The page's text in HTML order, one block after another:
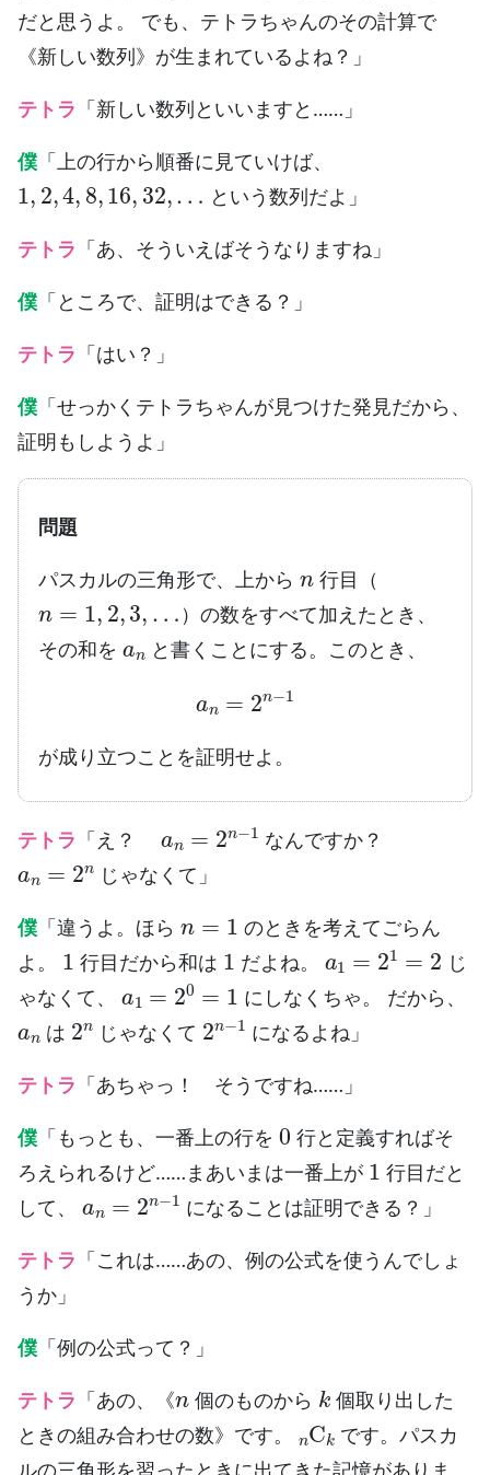
だと思うよ。 でも、テトラちゃんのその計算で
《新しい数列》が生まれているよね？」
テトラ 「新しい数列といいますと……」
僕 「上の行から順番に見ていけば、
1,2 4,8,16, 32,…
という数列だよ」
テトラ 「あ、そういえばそうなりますね」
僕 「ところで、証明はできる？」
テトラ 「はい？」
僕 「せっかくテトラちゃんが見つけた発見だから、
証明もしようよ」
問題
パスカルの三角形で、上から
行目（
n = 1,2,3,…
）の数をすべて加えたとき、
その和を
an
と書くことにする。このとき、
n−1
が成り立つことを証明せよ。
テトラ 「え？
n− 1
なんですか？
a n= 2n
じゃなくて」
僕 「違うよ。ほら
のときを考えてごらん
よ。
1
行目だから和は
1
だよね。
a1= 21= 2
じ
ゃなくて、
a1= 20=1
にしなくちゃ。 だから、
a n
は
2n
じゃなくて
2n−1
になるよね」
テトラ 「あちゃっ！ そうですね……」
僕 「もっとも、一番上の行を
0
行と定義すればそ
ろえられるけど……まあいまは一番上が
1
行目だと
して、
a n=2 n−1
になることは証明できる？」
テトラ 「これは……あの、例の公式を使うんでしょ
うか」
僕 「例の公式って？」
テトラ 「あの、《 個のものから
k
個取り出した
ときの組み合わせの数》です。
nCk
です。パスカ
ルの三角形を習ったときに出てきた記憶がありま